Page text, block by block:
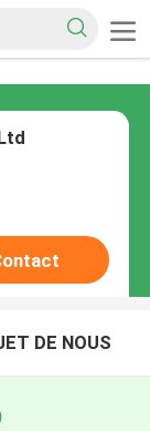
DE NOUS